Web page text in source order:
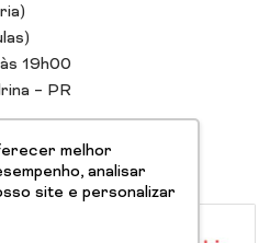
melhor
analisar
site e personalizar
19h00
– PR
LinkedinYoutube